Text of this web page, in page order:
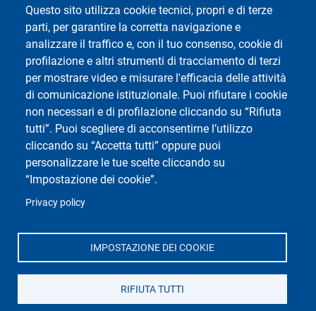
Questo sito utilizza cookie tecnici, propri e di terze
parti, per garantire la corretta navigazione e
analizzare il traffico e, con il tuo consenso, cookie di
profilazione e altri strumenti di tracciamento di terzi
per mostrare video e misurare l'efficacia delle attività
di comunicazione istituzionale. Puoi rifiutare i cookie
non necessari e di profilazione cliccando su “Rifiuta
tutti”. Puoi scegliere di acconsentirne l’utilizzo
cliccando su “Accetta tutti” oppure puoi
personalizzare le tue scelte cliccando su
“Impostazione dei cookie”.
Privacy policy
IMPOSTAZIONE DEI COOKIE
RIFIUTA TUTTI
Mappa del sito
Impostazioni Cookie
Social del corso di laurea
Social di Ateneo